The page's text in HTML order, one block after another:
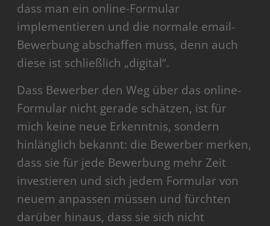
dass man ein online-Formular
implementieren und die normale email-
Bewerbung abschaffen muss, denn auch
diese ist schließlich „digital“.
Dass Bewerber den Weg über das online-
Formular nicht gerade schätzen, ist für
mich keine neue Erkenntnis, sondern
hinlänglich bekannt: die Bewerber merken,
dass sie für jede Bewerbung mehr Zeit
investieren und sich jedem Formular von
neuem anpassen müssen und fürchten
darüber hinaus, dass sie sich nicht